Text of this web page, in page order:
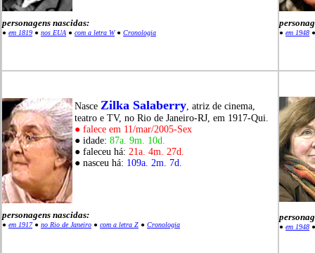
personagens nascidas:
● em 1819 ● nos EUA ● com a letra W● Cronologia ● em 1948
Nasce Zilka Salaberry, atriz de cinema,
teatro e TV, no Rio de Janeiro-RJ, em 1917-Qui.
● falece em 11/mar/2005-Sex
● idade: 87a. 9m. 10d.
● faleceu há: 21a. 4m. 27d.
● nasceu há: 109a. 2m. 7d.
personagens nascidas:
● em 1917● no Rio de Janeiro ● com a letra Z ● Cronologia ● em 1948